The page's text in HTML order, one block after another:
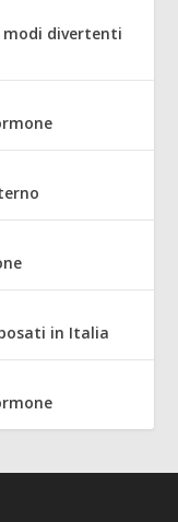
divertenti
in Italia